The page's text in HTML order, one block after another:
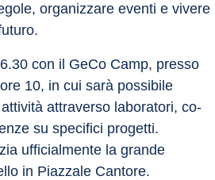
organizzare eventi e vivere
con il GeCo Camp, presso
10, in cui sarà possibile
attraverso laboratori, co-
su specifici progetti.
ufficialmente la grande
in Piazzale Cantore.